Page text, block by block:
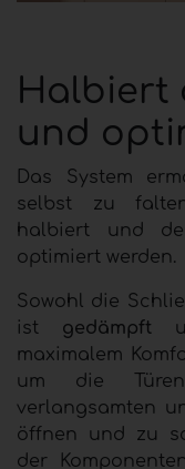
Halbiert
und
Das System
selbst zu
halbiert und
optimiert werden.
Sowohl die
ist gedämpft
maximalem
um die
verlangsamten
öffnen und zu
der